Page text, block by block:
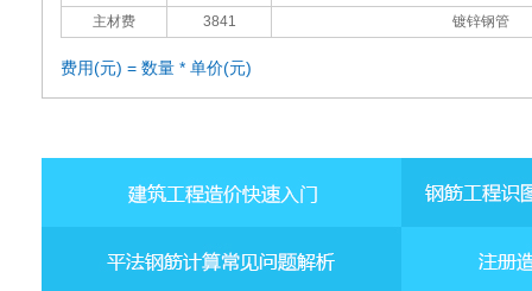
主材费
3841 镀锌钢管
费用(元) = 数量 * 单价(元)